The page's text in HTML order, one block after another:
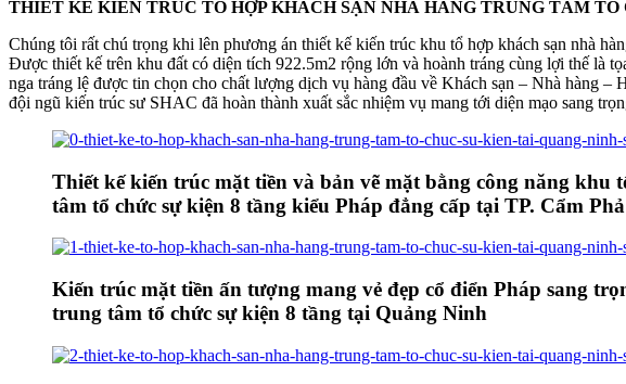
THIẾT KẾ KIẾN TRÚC TỔ HỢP KHÁCH SẠN NHÀ HÀNG TRUNG TÂM
Chúng tôi rất chú trọng khi lên phương án thiết kế kiến trúc khu tổ hợp khách sạn nhà
Được thiết kế trên khu đất có diện tích 922.5m2 rộng lớn và hoành tráng cùng lợi thế là
nga tráng lệ được tin chọn cho chất lượng dịch vụ hàng đầu về Khách sạn – Nhà hàng
đội ngũ kiến trúc sư SHAC đã hoàn thành xuất sắc nhiệm vụ mang tới diện mạo sang
Thiết kế kiến trúc mặt tiền và bản vẽ mặt bằng công năng khu
tâm tổ chức sự kiện 8 tầng kiểu Pháp đẳng cấp tại TP. Cẩm
Kiến trúc mặt tiền ấn tượng mang vẻ đẹp cổ điển Pháp sang
trung tâm tổ chức sự kiện 8 tầng tại Quảng Ninh